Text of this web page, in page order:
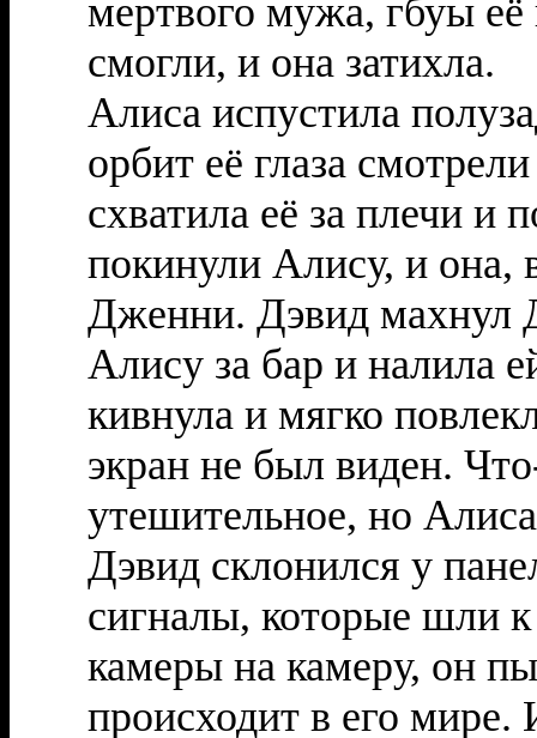
мертвого мужа, гбуы её
смогли, и она затихла.
Алиса испустила
орбит её глаза
схватила её за плечи и
покинули Алису, и она,
Дженни. Дэвид махнул
Алису за бар и налила
кивнула и мягко
экран не был виден.
утешительное, но
Дэвид склонился у
сигналы, которые шли
камеры на камеру, он
происходит в его